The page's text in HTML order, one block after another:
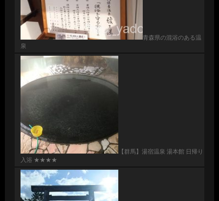
青森県の混浴のある温
泉
【群馬】湯宿温泉 湯本館 日帰り
入浴 ★★★★